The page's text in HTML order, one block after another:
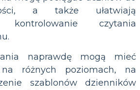
a także ułatwiają
kontrolowanie czytania
naprawdę mogą mieć
różnych poziomach, na
szablonów dzienników